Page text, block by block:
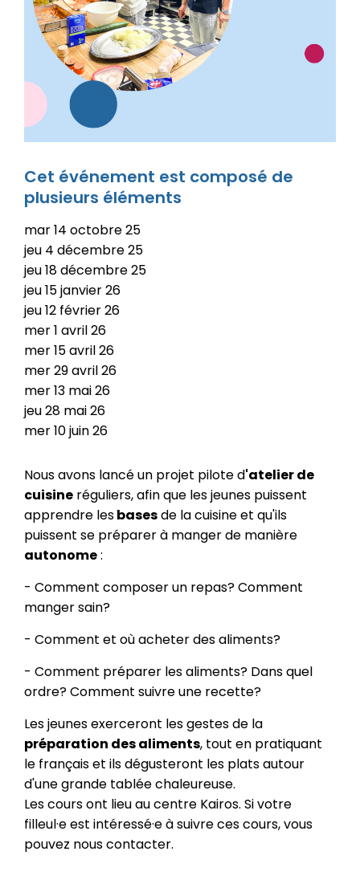
Cet événement est composé de
plusieurs éléments
mar14 octobre25
jeu 4 décembre25
jeu18décembre25
jeu15janvier26
jeu12 février26
mer1 avril26
mer15avril26
mer29avril26
mer13 mai26
jeu28 mai26
mer10juin26
Nous avons lancé un projet pilote d'atelier de
cuisine réguliers, afin que les jeunes puissent
apprendre lesbasesde la cuisine et qu'ils
puissent se préparer à manger de manière
autonome:
- Comment composer un repas? Comment
manger sain?
- Comment et où acheter des aliments?
- Comment préparer les aliments? Dans quel
ordre? Comment suivre une recette?
Les jeunes exerceront les gestes de la
préparation des aliments, tout en pratiquant
le français et ils dégusteront les plats autour
d'une grande tablée chaleureuse.
Les cours ont lieu au centre Kairos. Si votre
filleul·e est intéressé·e à suivre ces cours, vous
pouvez nous contacter.